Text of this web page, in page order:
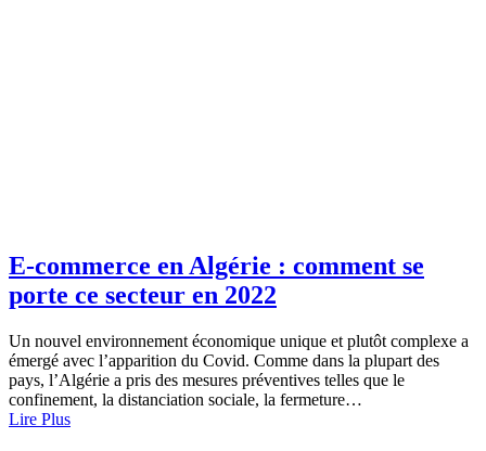
E-commerce en Algérie : comment se
porte ce secteur en 2022
Un nouvel environnement économique unique et plutôt complexe a
émergé avec l’apparition du Covid. Comme dans la plupart des
pays, l’Algérie a pris des mesures préventives telles que le
confinement, la distanciation sociale, la fermeture…
Lire Plus